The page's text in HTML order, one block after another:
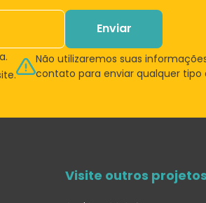
Enviar
Não utilizaremos suas
contato para enviar qualquer tipo
Visite outros projetos